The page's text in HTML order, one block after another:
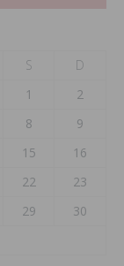
S
D
1
2
8
9
15
16
22
23
29
30